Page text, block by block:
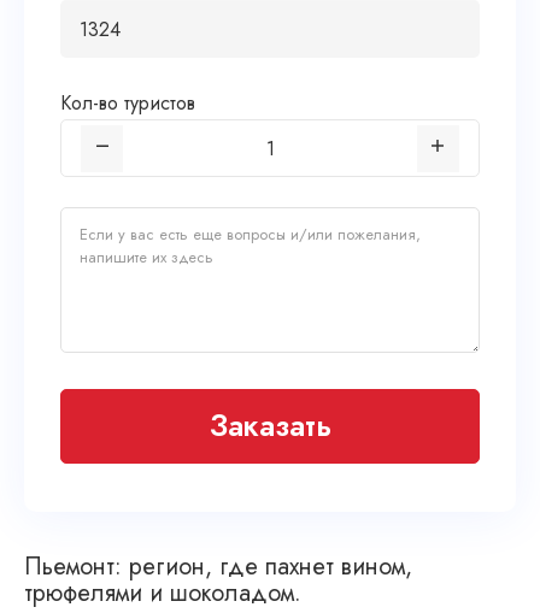
Пьемонт: регион, где пахнет вином,
трюфелями и шоколадом.
Кол-во туристов
Заказать